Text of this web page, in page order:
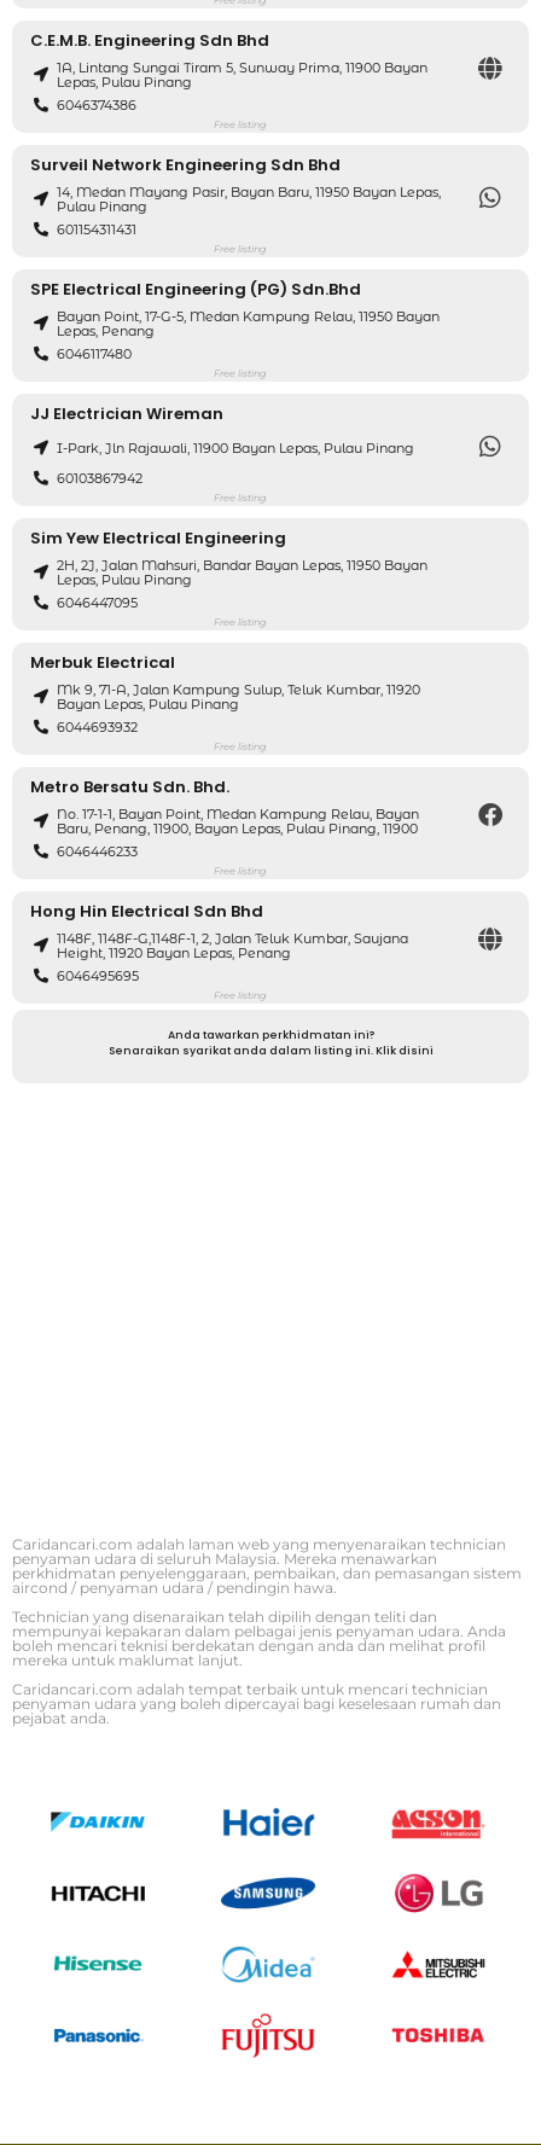
C.E.M.B. Engineering Sdn Bhd
1A, Lintang Sungai Tiram 5, Sunway Prima, 11900 Bayan
Lepas, Pulau Pinang
6046374386
Free listing
Surveil Network Engineering Sdn Bhd
14, Medan Mayang Pasir, Bayan Baru, 11950 Bayan Lepas,
Pulau Pinang
601154311431
Free listing
SPE Electrical Engineering (PG) Sdn.Bhd
Bayan Point, 17-G-5, Medan Kampung Relau, 11950 Bayan
Lepas, Penang
6046117480
Free listing
JJ Electrician Wireman
I-Park, Jln Rajawali, 11900 Bayan Lepas, Pulau Pinang
60103867942
Free listing
Sim Yew Electrical Engineering
2H, 2J, Jalan Mahsuri, Bandar Bayan Lepas, 11950 Bayan
Lepas, Pulau Pinang
6046447095
Free listing
Merbuk Electrical
Mk 9, 71-A, Jalan Kampung Sulup, Teluk Kumbar, 11920
Bayan Lepas, Pulau Pinang
6044693932
Free listing
Metro Bersatu Sdn. Bhd.
No. 17-1-1, Bayan Point, Medan Kampung Relau, Bayan
Baru, Penang, 11900, Bayan Lepas, Pulau Pinang, 11900
6046446233
Free listing
Hong Hin Electrical Sdn Bhd
1148F, 1148F-G,1148F-1, 2, Jalan Teluk Kumbar, Saujana
Height, 11920 Bayan Lepas, Penang
6046495695
Free listing
Anda tawarkan perkhidmatan ini?
Senaraikan syarikat anda dalam listing ini. Klik disini
Caridancari.com adalah laman web yang menyenaraikan technician
penyaman udara di seluruh Malaysia. Mereka menawarkan
perkhidmatan penyelenggaraan, pembaikan, dan pemasangan sistem
aircond / penyaman udara / pendingin hawa.
Technician yang disenaraikan telah dipilih dengan teliti dan
mempunyai kepakaran dalam pelbagai jenis penyaman udara. Anda
boleh mencari teknisi berdekatan dengan anda dan melihat profil
mereka untuk maklumat lanjut.
Caridancari.com adalah tempat terbaik untuk mencari technician
penyaman udara yang boleh dipercayai bagi keselesaan rumah dan
pejabat anda.